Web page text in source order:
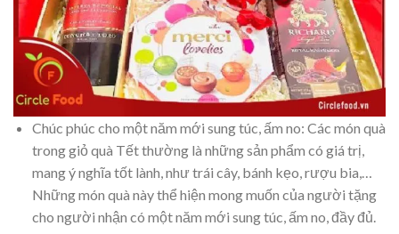
Chúc phúc cho một năm mới sung túc, ấm no: Các món quà
trong giỏ quà Tết thường là những sản phẩm có giá trị,
mang ý nghĩa tốt lành, như trái cây, bánh kẹo, rượu bia,…
Những món quà này thể hiện mong muốn của người tặng
cho người nhận có một năm mới sung túc, ấm no, đầy đủ.